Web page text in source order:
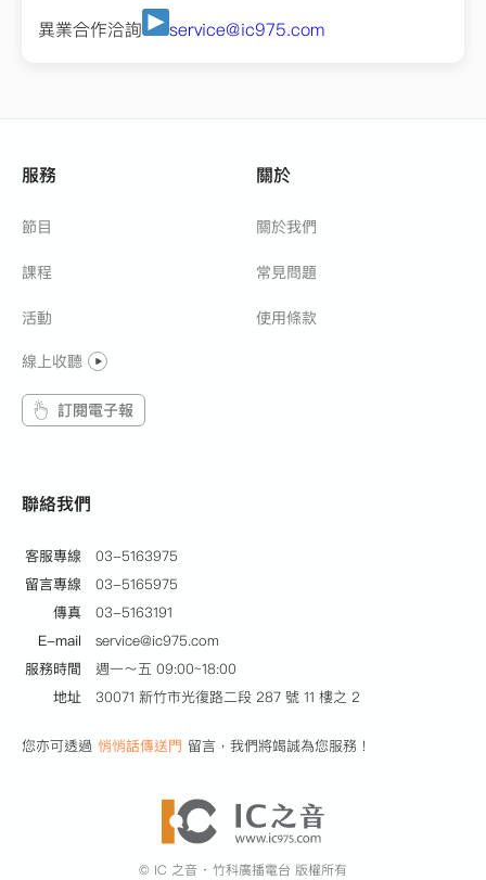
異業合作洽詢 service@ic975.com
© IC 之音 ‧ 竹科廣播電台 版權所有
服務
節目
課程
活動
線上收聽
訂閱電子報
關於
關於我們
常見問題
使用條款
聯絡我們
客服專線
03-5163975
留言專線
03-5165975
傳真
03-5163191
E-mail
service@ic975.com
服務時間
週一～五 09:00~18:00
地址
30071 新竹市光復路二段 287 號 11 樓之 2
您亦可透過 悄悄話傳送門 留言，我們將竭誠為您服務！